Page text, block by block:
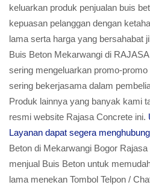
keluarkan produk penjualan buis
kepuasan pelanggan dengan
lama serta harga yang bersahabat
Buis Beton Mekarwangi di
sering mengeluarkan promo-
sering bekerjasama dalam
Produk lainnya yang banyak kami
resmi website Rajasa Concrete ini.
Layanan dapat segera
Beton di Mekarwangi Bogor
menjual Buis Beton untuk
lama menekan Tombol Telpon /